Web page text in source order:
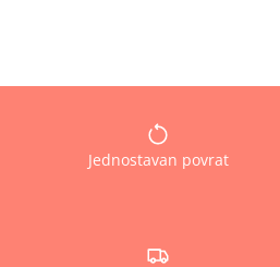
Jednostavan povrat